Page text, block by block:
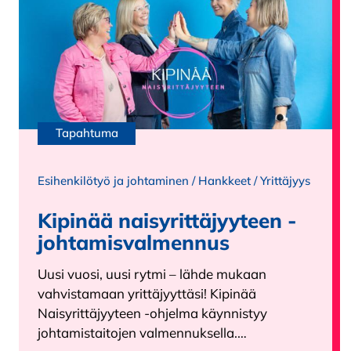
Tapahtuma
Esihenkilötyö ja johtaminen / Hankkeet /Yrittäjyys
Kipinää naisyrittäjyyteen -
johtamisvalmennus
Uusi vuosi, uusi rytmi – lähde mukaan
vahvistamaan yrittäjyyttäsi! Kipinää
Naisyrittäjyyteen -ohjelma käynnistyy
johtamistaitojen valmennuksella.…